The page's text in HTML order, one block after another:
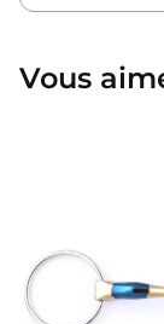
Vous